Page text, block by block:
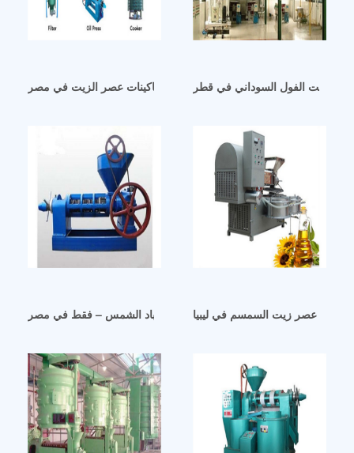
مصنعي ماكينات عصر الزيت في مصرزيت الفول السوداني في قطر
معصرة زيت عباد الشمس – فقط في مصرآلات عصر زيت السمسم في ليبيا